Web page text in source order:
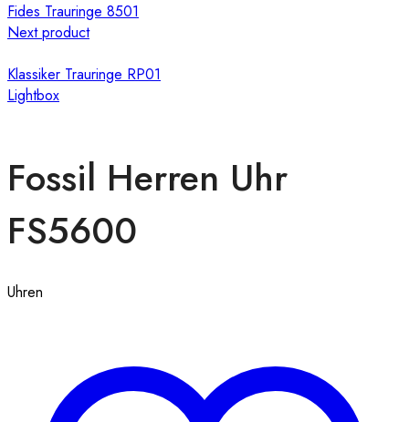
Fides Trauringe 8501
Next product
Klassiker Trauringe RP01
Lightbox
Fossil Herren Uhr
FS5600
Uhren